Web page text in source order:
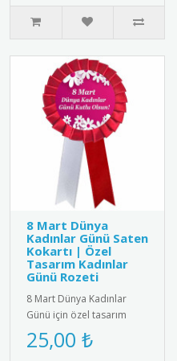
8 Mart Dünya
Kadınlar Günü Saten
Kokartı | Özel
Tasarım Kadınlar
Günü Rozeti
8 Mart Dünya Kadınlar
Günü için özel tasarım
saten kokart.Yüksek kaliteli
kadife dokulu saten
25,00 ₺